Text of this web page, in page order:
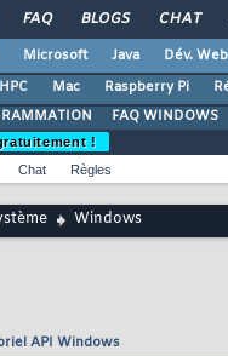
FAQ BLOGS CHAT
Microsoft Java Dév. Web
HPC Mac Raspberry Pi
FAQ WINDOWS
!
Chat Règles
Windows
API Windows